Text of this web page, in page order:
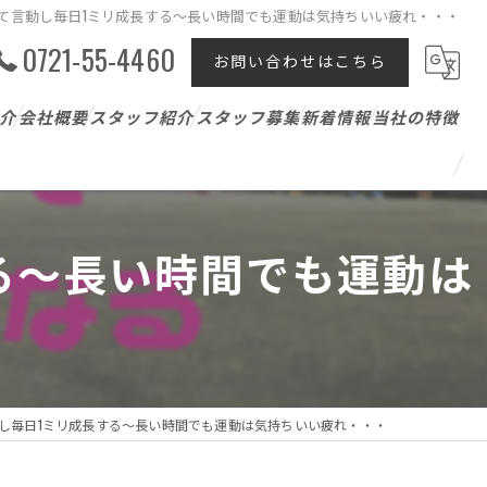
言動し毎日1ミリ成長する～長い時間でも運動は気持ちいい疲れ・・・
0721-55-4460 お問い合わせはこちら
会社概要スタッフ紹介スタッフ募集新着情報当社の特徴
テニスレッスン
パーソナル
長い時間でも運動は
毎日1ミリ成長する～長い時間でも運動は気持ちいい疲れ・・・